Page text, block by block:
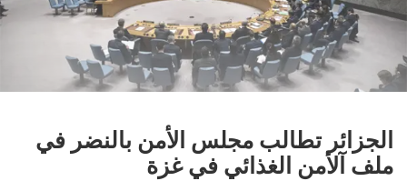
الجزائر تطالب مجلس الأمن بالنضر في
ملف آلأمن الغذائي في غزة